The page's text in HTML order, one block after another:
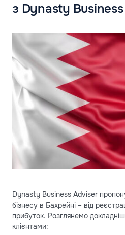
з Dynasty
Dynasty Business Adviser
бізнесу в Бахрейні – від
прибуток. Розглянемо
клієнтами: